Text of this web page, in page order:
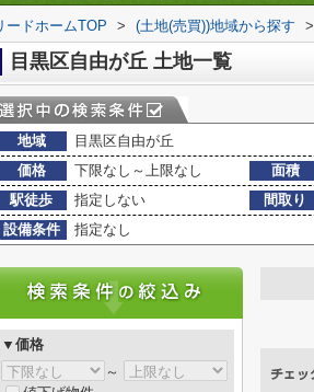
ードホームTOP > (土地(売買))地域から探す >
目黒区自由が丘 土地一覧
地域
目黒区自由が丘
価格
下限なし～上限なし 面積
駅徒歩
指定しない 間取り
設備条件
指定なし
▼価格
～